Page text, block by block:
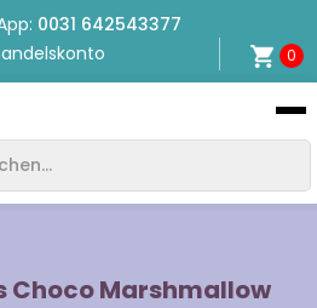
0031 642543377
0
Choco Marshmallow